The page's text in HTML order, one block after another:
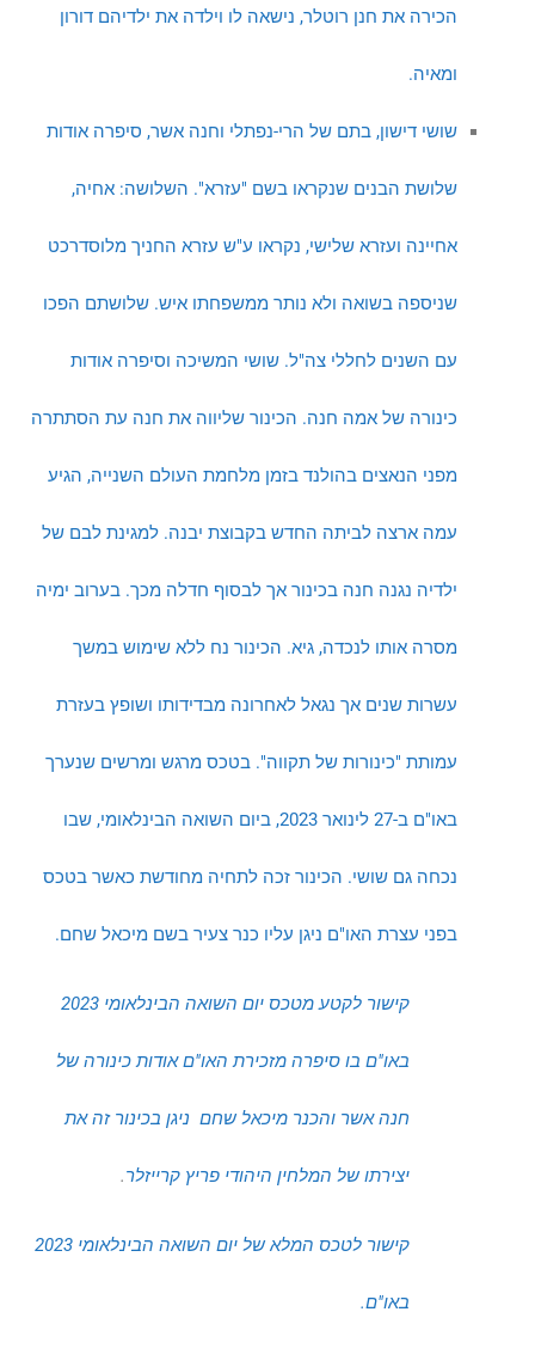
הכירה את חנן רוטלר, נישאה לו וילדה את ילדיהם דורון
ומאיה.
שושי דישון, בתם של הרי-נפתלי וחנה אשר, סיפרה אודות
שלושת הבנים שנקראו בשם "עזרא". השלושה: אחיה,
אחיינה ועזרא שלישי, נקראו ע"ש עזרא החניך מלוסדרכט
שניספה בשואה ולא נותר ממשפחתו איש. שלושתם הפכו
עם השנים לחללי צה"ל. שושי המשיכה וסיפרה אודות
כינורה של אמה חנה. הכינור שליווה את חנה עת הסתתרה
מפני הנאצים בהולנד בזמן מלחמת העולם השנייה, הגיע
עמה ארצה לביתה החדש בקבוצת יבנה. למגינת לבם של
ילדיה נגנה חנה בכינור אך לבסוף חדלה מכך. בערוב ימיה
מסרה אותו לנכדה, גיא. הכינור נח ללא שימוש במשך
עשרות שנים אך נגאל לאחרונה מבדידותו ושופץ בעזרת
עמותת "כינורות של תקווה". בטכס מרגש ומרשים שנערך
באו"ם ב-27 לינואר 2023, ביום השואה הבינלאומי, שבו
נכחה גם שושי. הכינור זכה לתחיה מחודשת כאשר בטכס
בפני עצרת האו"ם ניגן עליו כנר צעיר בשם מיכאל שחם.
קישור לקטע מטכס יום השואה הבינלאומי 2023
באו"ם בו סיפרה מזכירת האו"ם אודות כינורה של
חנה אשר והכנר מיכאל שחם ניגן בכינור זה את
יצירתו של המלחין היהודי פריץ קרייזלר.
קישור לטכס המלא של יום השואה הבינלאומי 2023
באו"ם.